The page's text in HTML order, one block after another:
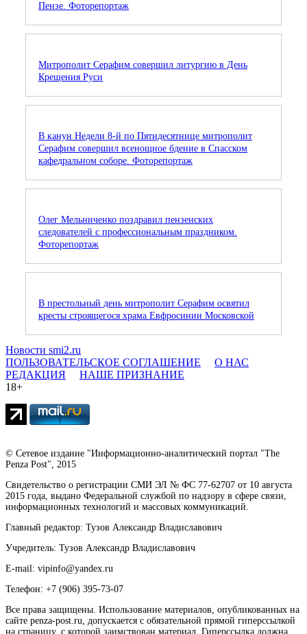
Пензе. Фоторепортаж
Митрополит Серафим совершил литургию в День
Крещения Руси
В канун Недели 8-й по Пятидесятнице митрополит
Серафим совершил всенощное бдение в Спасском
кафедральном соборе. Фоторепортаж
Олег Мельниченко поздравил пензенских
следователей с профессиональным праздником.
Фоторепортаж
В престольный день митрополит Серафим освятил
кресты строящегося храма Евфросинии Московской
Новости smi2.ru
ПОЛЬЗОВАТЕЛЬСКОЕ СОГЛАШЕНИЕ
О НАС
РЕДАКЦИЯ
НАШЕ ПРИЗНАНИЕ
18+
© Сетевое издание "Информационно-аналитический портал "The
Penza Post", 2015
Свидетельство о регистрации СМИ ЭЛ № ФС 77-62707 от 10 августа
2015 года, выдано Федеральной службой по надзору в сфере связи,
информационных технологий и массовых коммуникаций.
Главный редактор: Тузов Александр Владиславович
Учредитель: Тузов Александр Владиславович
E-mail: vipinfo@yandex.ru
Телефон: +7 (906) 395-73-07
Все права защищены. Использование материалов, опубликованных на
сайте penza-post.ru, допускается с обязательной прямой гиперссылкой
на страницу, с которой заимствован материал. Гиперссылка должна